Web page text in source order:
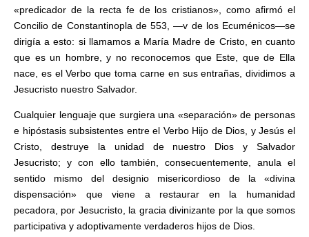
«predicador de la recta fe de los cristianos», como afirmó el
Concilio de Constantinopla de 553, —v de los Ecuménicos—se
dirigía a esto: si llamamos a María Madre de Cristo, en cuanto
que es un hombre, y no reconocemos que Este, que de Ella
nace, es el Verbo que toma carne en sus entrañas, dividimos a
Jesucristo nuestro Salvador.
Cualquier lenguaje que surgiera una «separación» de personas
e hipóstasis subsistentes entre el Verbo Hijo de Dios, y Jesús el
Cristo, destruye la unidad de nuestro Dios y Salvador
Jesucristo; y con ello también, consecuentemente, anula el
sentido mismo del designio misericordioso de la «divina
dispensación» que viene a restaurar en la humanidad
pecadora, por Jesucristo, la gracia divinizante por la que somos
participativa y adoptivamente verdaderos hijos de Dios.